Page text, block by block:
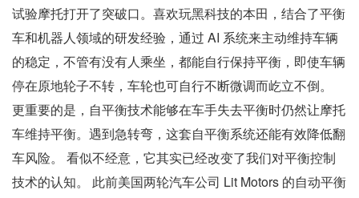
试验摩托打开了突破口。喜欢玩黑科技的本田，结合了平衡
车和机器人领域的研发经验，通过 AI 系统来主动维持车辆
的稳定，不管有没有人乘坐，都能自行保持平衡，即使车辆
停在原地轮子不转，车轮也可自行不断微调而屹立不倒。
更重要的是，自平衡技术能够在车手失去平衡时仍然让摩托
车维持平衡。遇到急转弯，这套自平衡系统还能有效降低翻
车风险。 看似不经意，它其实已经改变了我们对平衡控制
技术的认知。 此前美国两轮汽车公司 Lit Motors 的自动平衡